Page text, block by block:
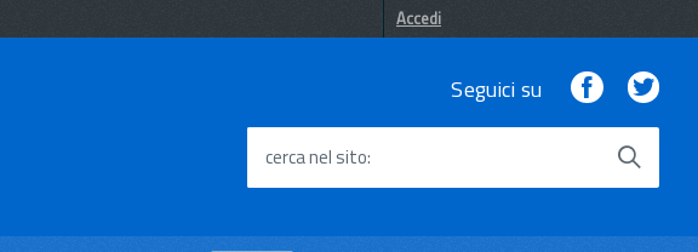
Accedi
Seguici su Facebook
cerca nel sito